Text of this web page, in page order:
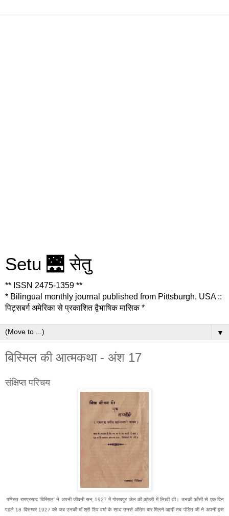
Setu 🌉 सेतु
** ISSN 2475-1359 **
* Bilingual monthly journal published from Pittsburgh, USA ::
पिट्सबर्ग अमेरिका से प्रकाशित द्वैभाषिक मासिक *
▼
बिस्मिल की आत्मकथा - अंश 17
संक्षिप्त परिचय
पण्डित रामप्रसाद 'बिस्मिल' ने अपनी जीवनी सन् 1927 में गोरखपुर जेल की कोठरी में लिखी थी। उनकी फाँसी से एक दिन
पहले 18 दिसम्बर 1927 को जब उनकी माँ श्री शिव वर्मा के साथ उनसे अंतिम बार मिलने आयीं तब पंडित जी ने अपनी इस